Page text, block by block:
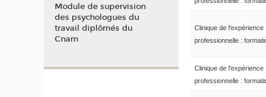
Clinique de l'expérience
professionnelle :
Clinique de l'expérience
professionnelle :
Module de supervision
des psychologues du
travail diplômés du
Cnam